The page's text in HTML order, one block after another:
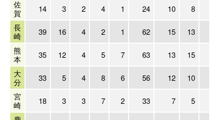
佐
賀
14 3 2 4 1 24 10 8
長
崎
39 16 4 2 1 62 15 13
熊
本
35 12 4 5 7 63 13 15
大
分
33 5 4 8 6 56 12 10
宮
崎
18 3 3 7 2 33 7 5